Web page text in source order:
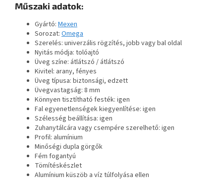
Műszaki adatok:
Gyártó: Mexen
Sorozat: Omega
Szerelés: univerzális rögzítés, jobb vagy bal oldal
Nyitás módja: tolóajtó
Üveg színe: átlátszó / átlátszó
Kivitel: arany, fényes
Üveg típusa: biztonsági, edzett
Üvegvastagság: 8 mm
Könnyen tisztítható festék: igen
Fal egyenetlenségek kiegyenlítése: igen
Szélesség beállítása: igen
Zuhanytálcára vagy csempére szerelhető: igen
Profil: alumínium
Minőségi dupla görgők
Fém fogantyú
Tömítéskészlet
Alumínium küszöb a víz túlfolyása ellen